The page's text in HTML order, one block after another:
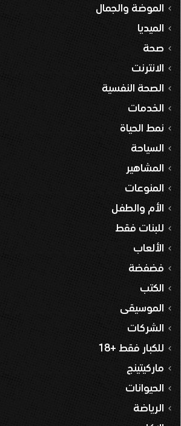
الموضة والجمال
الميديا
صحة
الانترنت
الصحة النفسية
الخدمات
نمط الحياة
السياحة
المشاهير
المنوعات
الأم والطفل
للبنات فقط
الألعاب
فضفضة
الكتب
الموسيقى
الشركات
للكبار فقط +18
ماركيتينج
الحيوانات
الرياضة